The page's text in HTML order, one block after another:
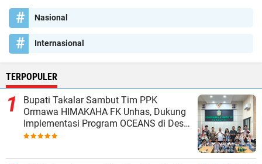
Nasional
Internasional
TERPOPULER
Bupati Takalar Sambut Tim PPK
Ormawa HIMAKAHA FK Unhas, Dukung
Implementasi Program OCEANS di Desa
Popo